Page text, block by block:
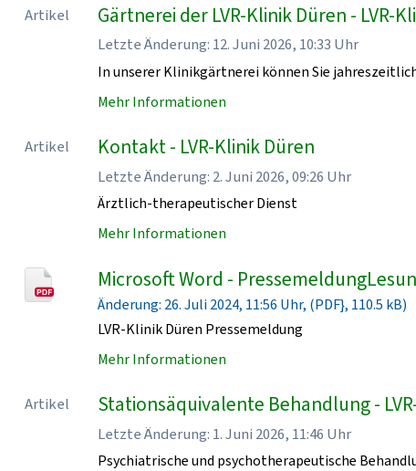
Artikel Gärtnerei der LVR-Klinik Düren - LVR-
Letzte Änderung: 12. Juni 2026, 10:33 Uhr
In unserer Klinikgärtnerei können Sie
Mehr Informationen
Artikel Kontakt - LVR-Klinik Düren
Letzte Änderung: 2. Juni 2026, 09:26 Uhr
Ärztlich-therapeutischer Dienst
Mehr Informationen
Microsoft Word -
Änderung: 26. Juli 2024, 11:56 Uhr, (PDF}, 110.5 kB)
LVR-Klinik Düren Pressemeldung
Mehr Informationen
Artikel Stationsäquivalente Behandlung -
Letzte Änderung: 1. Juni 2026, 11:46 Uhr
Psychiatrische und psychotherapeutische